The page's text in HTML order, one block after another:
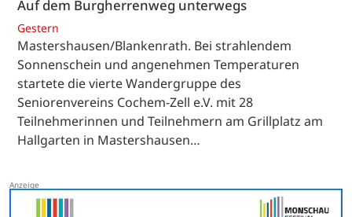
Auf dem Burgherrenweg unterwegs
Gestern
Mastershausen/Blankenrath. Bei strahlendem
Sonnenschein und angenehmen Temperaturen
startete die vierte Wandergruppe des
Seniorenvereins Cochem-Zell e.V. mit 28
Teilnehmerinnen und Teilnehmern am Grillplatz am
Hallgarten in Mastershausen…